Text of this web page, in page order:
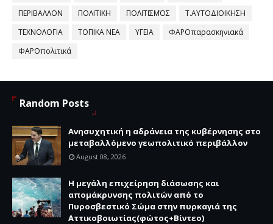
ΠΕΡΙΒΑΛΛΟΝ
ΠΟΛΙΤΙΚΗ ΠΟΛΙΤΙΣΜΌΣ
Τ.ΑΥΤΟΔΙΟΙΚΗΣΗ
ΤΕΧΝΟΛΟΓΙΑ
ΤΟΠΙΚΑ ΝΕΑ ΥΓΕΙΑ
ΦΑΡΟπαρασκηνιακά
ΦΑΡΟπολιτικά
Random Posts
Ανησυχητική η αδράνεια της κυβέρνησης στο
μεταβαλλόμενο γεωπολιτικό περιβάλλον
August 08, 2026
Η μεγάλη επιχείρηση διάσωσης και
απομάκρυνσης πολιτών από το
Πυροσβεστικό Σώμα στην πυρκαγιά της
Αττικοβοιωτίας(φώτος+Βίντεο)